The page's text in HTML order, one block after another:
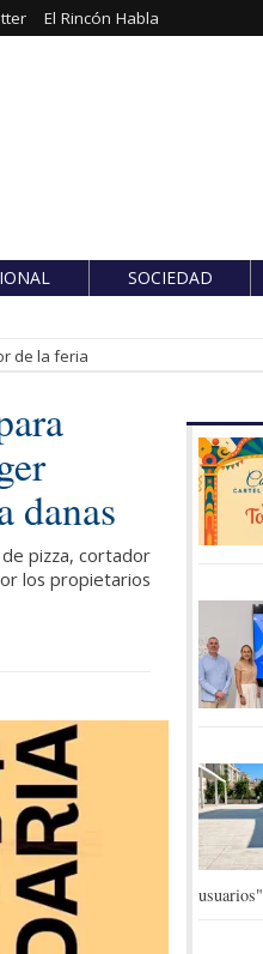
El Rincón Habla
SOCIEDAD
de la feria
danas
pizza, cortador
los propietarios
usuarios"